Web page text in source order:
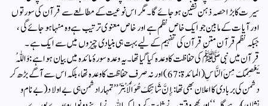
سیرت کا بڑا حصہ ذہن نشین ہو جائے گا۔ مگر اس نوعیت کے مطالعے سے قرآن کی سورتوں
اور آیات کے مابین جو ایک خاص نظم ہے اور خاص معنوی ترتیب ہے وہ منہا ہو جائے گی،
جبکہ نظم قرآن متنِ قرآن کی تفہیم کے لیے بہت ہی بنیادی چیزوں میں سے ایک ہے۔
قرآن میں نبی ﷺ کی حفاظت کا وعدہ کیا گیا تھا۔ یہ وعدہ سورۂ مائدہ میں بیان ہوا ہے:وَاللّٰہُ
یَعْصِمُکَ مِنَ النَّاسِ(المائدۃ: 67)اور نہ صرف حفاظت کا وعدہ تھا، بلکہ اس سے آگے بڑھ کر
دشمن کی بربادی کا اعلان بھی تھا:إِنَّ شَانِئَكَ هُوَ الْأَبْتَرُ’’تمہارا دشمن ہی بے اولاد (بے نام و